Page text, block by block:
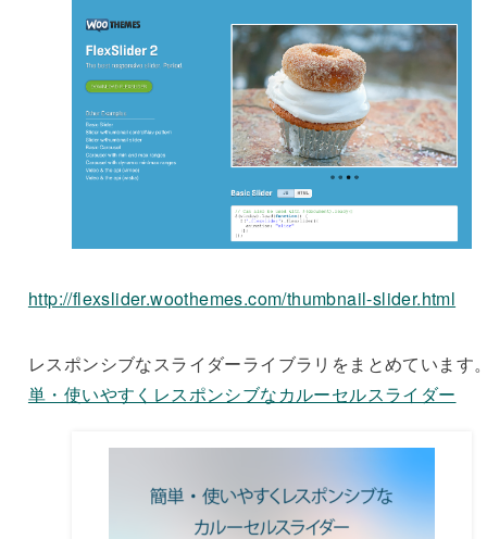
http://flexslider.woothemes.com/thumbnail-slider.html
レスポンシブなスライダーライブラリをまとめています
単・使いやすくレスポンシブなカルーセルスライダー